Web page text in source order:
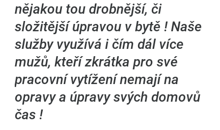
nějakou tou drobnější, či
složitější úpravou v bytě ! Naše
služby využívá i čím dál více
mužů, kteří zkrátka pro své
pracovní vytížení nemají na
opravy a úpravy svých domovů
čas !